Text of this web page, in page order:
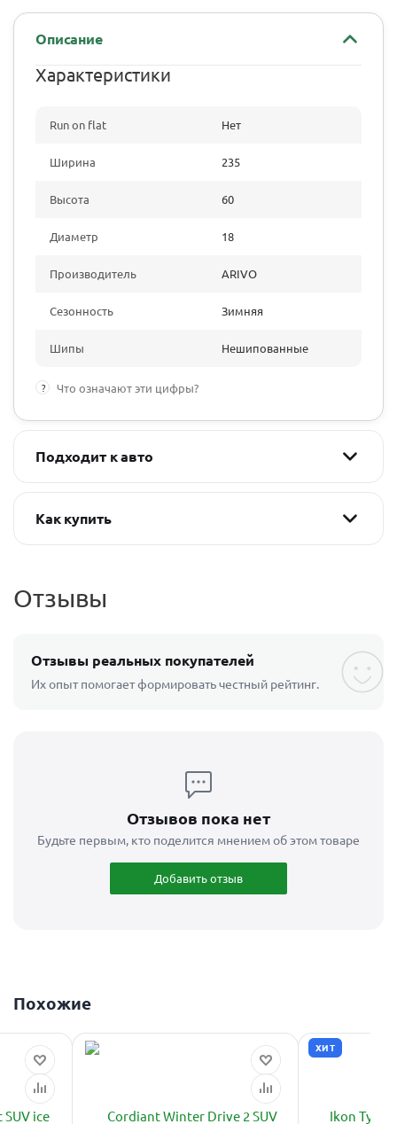
Описание
Характеристики
Run on flat Нет
Ширина 235
Высота 60
Диаметр 18
Производитель ARIVO
Сезонность Зимняя
Шипы Нешипованные
? Что означают эти цифры?
Подходит к авто
Как купить
Отзывы
Отзывы реальных покупателей
Их опыт помогает формировать честный рейтинг.
Отзывов пока нет
Будьте первым, кто поделится мнением об этом товаре
Добавить отзыв
Похожие
ХИТ